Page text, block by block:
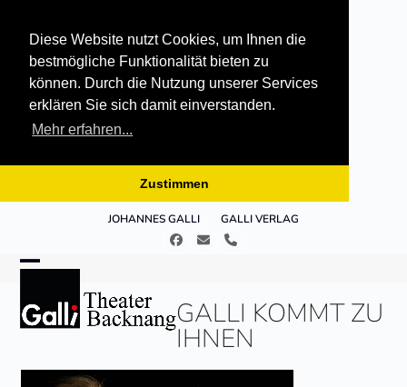
Diese Website nutzt Cookies, um Ihnen die
bestmögliche Funktionalität bieten zu
können. Durch die Nutzung unserer Services
erklären Sie sich damit einverstanden.
Mehr erfahren...
Zustimmen
JOHANNES GALLI GALLI VERLAG
Facebook
E- Telefon
mobile
mobile
GALLI KOMMT ZU
IHNEN